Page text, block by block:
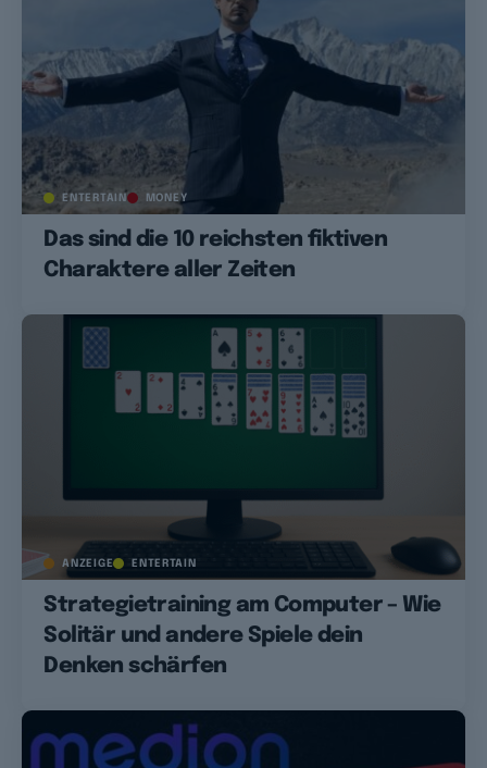
ENTERTAIN MONEY
Das sind die 10 reichsten fiktiven
Charaktere aller Zeiten
ANZEIGE ENTERTAIN
Strategietraining am Computer – Wie
Solitär und andere Spiele dein
Denken schärfen